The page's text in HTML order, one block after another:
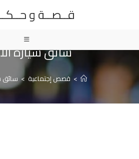
قــصــة و
سائق سيارة
> قصص إجتماعية > سائق